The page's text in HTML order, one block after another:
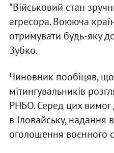
"Військовий стан
агресора. Воююча
отримувати будь-яку
Зубко.
Чиновник пообіцяв,
мітингувальників
РНБО. Серед цих
в Іловайську, надання
оголошення воєнного